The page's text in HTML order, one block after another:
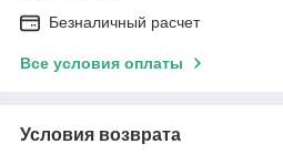
Безналичный расчет
Все условия оплаты
Условия возврата